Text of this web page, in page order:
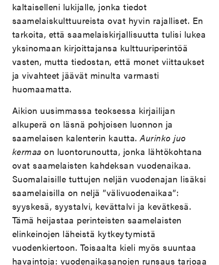
kaltaiselleni lukijalle, jonka tiedot
saamelaiskulttuureista ovat hyvin rajalliset. En
tarkoita, että saamelaiskirjallisuutta tulisi lukea
yksinomaan kirjoittajansa kulttuuriperintöä
vasten, mutta tiedostan, että monet viittaukset
ja vivahteet jäävät minulta varmasti
huomaamatta.
Aikion uusimmassa teoksessa kirjailijan
alkuperä on läsnä pohjoisen luonnon ja
saamelaisen kalenterin kautta.Aurinko juo
kermaa on luontorunoutta, jonka lähtökohtana
ovat saamelaisten kahdeksan vuodenaikaa.
Suomalaisille tuttujen neljän vuodenajan lisäksi
saamelaisilla on neljä ”välivuodenaikaa”:
syyskesä, syystalvi, kevättalvi ja kevätkesä.
Tämä heijastaa perinteisten saamelaisten
elinkeinojen läheistä kytkeytymistä
vuodenkiertoon. Toisaalta kieli myös suuntaa
havaintoja: vuodenaikasanojen runsaus tarjoaa